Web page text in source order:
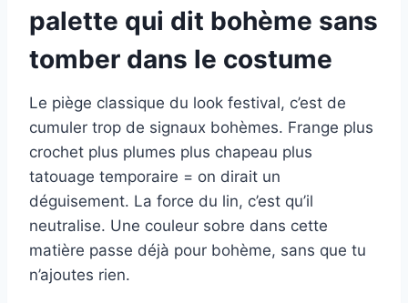
palette qui dit bohème sans
tomber dans le costume
Le piège classique du look festival, c’est de
cumuler trop de signaux bohèmes. Frange plus
crochet plus plumes plus chapeau plus
tatouage temporaire = on dirait un
déguisement. La force du lin, c’est qu’il
neutralise. Une couleur sobre dans cette
matière passe déjà pour bohème, sans que tu
n’ajoutes rien.